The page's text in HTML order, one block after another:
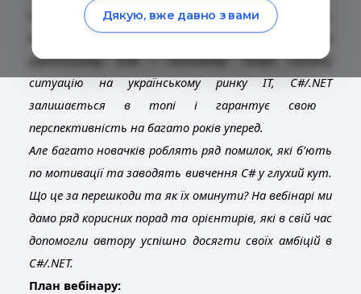
# – це багатофункціональна мова програмування,
яка має дуже сильні позиції на ІТ-ринку – як
українському, так і світовому. Попри складну
ситуацію на українському ринку ІТ,C#/.NET
залишається в топі і гарантує свою
перспективність на багато років уперед.
Але багато новачків роблять ряд помилок, які б’ють
по мотивації та заводять вивчення C#у глухий кут.
Що це за перешкоди та як їх оминути? На вебінарі ми
дамо ряд корисних порад та орієнтирів, які в свій час
допомогли автору успішно досягти своїх амбіцій в
C#/.NET.
План вебінару:
Дякую, вже давно з вами